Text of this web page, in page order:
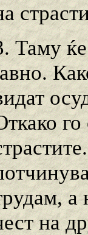
Таму
а
на